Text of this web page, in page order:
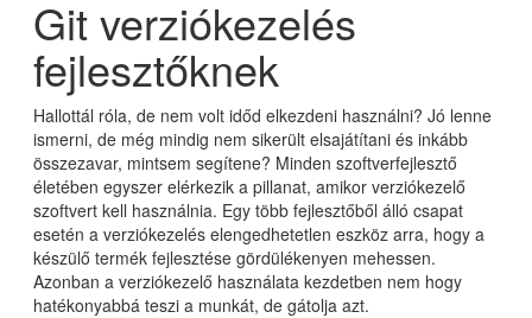
Git verziókezelés
fejlesztőknek
Hallottál róla, de nem volt időd elkezdeni használni? Jó lenne
ismerni, de még mindig nem sikerült elsajátítani és inkább
összezavar, mintsem segítene? Minden szoftverfejlesztő
életében egyszer elérkezik a pillanat, amikor verziókezelő
szoftvert kell használnia. Egy több fejlesztőből álló csapat
esetén a verziókezelés elengedhetetlen eszköz arra, hogy a
készülő termék fejlesztése gördülékenyen mehessen.
Azonban a verziókezelő használata kezdetben nem hogy
hatékonyabbá teszi a munkát, de gátolja azt.